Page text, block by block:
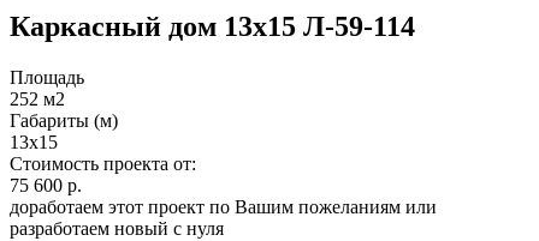
Каркасный дом 13х15 Л-59-114
Площадь
252 м2
Габариты (м)
13х15
Стоимость проекта от:
75 600 р.
доработаем этот проект по Вашим пожеланиям или
разработаем новый с нуля